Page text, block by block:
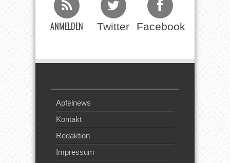
ANMELDEN Twitter Facebook
Apfelnews
Kontakt
Redaktion
Impressum